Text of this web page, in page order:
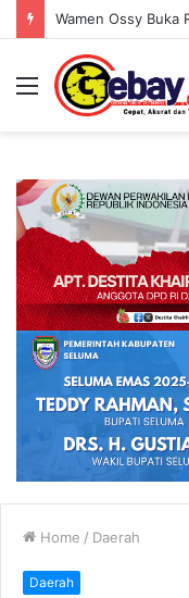
Home / Daerah
Daerah